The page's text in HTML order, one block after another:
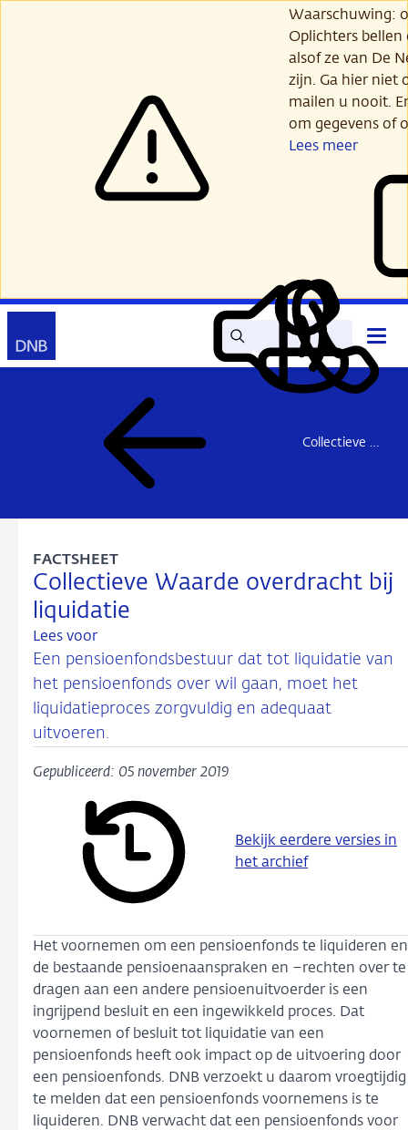
Waarschuwing:
Oplichters
alsof ze van De
zijn. Ga hier niet
mailen u nooit.
om gegevens of
Lees meer
Zoek Lees
voor
Mijn
DNB
Contact
Collectieve waardeoverdracht
Collectieve Waarde overdracht bij
liquidatie
FACTSHEET
Lees voor
Een pensioenfondsbestuur dat tot liquidatie van
het pensioenfonds over wil gaan, moet het
liquidatieproces zorgvuldig en adequaat
uitvoeren.
Gepubliceerd: 05 november 2019
Bekijk eerdere versies in
het archief
Het voornemen om een pensioenfonds te liquideren en
de bestaande pensioenaanspraken en –rechten over te
dragen aan een andere pensioenuitvoerder is een
ingrijpend besluit en een ingewikkeld proces. Dat
voornemen of besluit tot liquidatie van een
pensioenfonds heeft ook impact op de uitvoering door
een pensioenfonds. DNB verzoekt u daarom vroegtijdig
te melden dat een pensioenfonds voornemens is te
liquideren. DNB verwacht dat een pensioenfonds voor